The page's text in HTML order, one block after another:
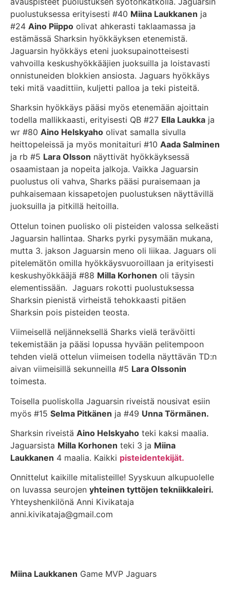
puolustuksessa erityisesti #40 Miina Laukkanen ja
#24 Aino Piippo olivat ahkerasti taklaamassa ja
estämässä Sharksin hyökkäyksen etenemistä.
Jaguarsin hyökkäys eteni juoksupainotteisesti
vahvoilla keskushyökkääjien juoksuilla ja loistavasti
onnistuneiden blokkien ansiosta. Jaguars hyökkäys
teki mitä vaadittiin, kuljetti palloa ja teki pisteitä.
Sharksin hyökkäys pääsi myös etenemään ajoittain
todella mallikkaasti, erityisesti QB #27 Ella Laukka ja
wr #80 Aino Helskyaho olivat samalla sivulla
heittopeleissä ja myös monitaituri #10 Aada Salminen
ja rb #5 Lara Olsson näyttivät hyökkäyksessä
osaamistaan ja nopeita jalkoja. Vaikka Jaguarsin
puolustus oli vahva, Sharks pääsi puraisemaan ja
puhkaisemaan kissapetojen puolustuksen näyttävillä
juoksuilla ja pitkillä heitoilla.
Ottelun toinen puolisko oli pisteiden valossa selkeästi
Jaguarsin hallintaa. Sharks pyrki pysymään mukana,
mutta 3. jakson Jaguarsin meno oli liikaa. Jaguars oli
pitelemätön omilla hyökkäysvuoroillaan ja erityisesti
keskushyökkääjä #88 Milla Korhonen oli täysin
elementissään. Jaguars rokotti puolustuksessa
Sharksin pienistä virheistä tehokkaasti pitäen
Sharksin pois pisteiden teosta.
Viimeisellä neljänneksellä Sharks vielä terävöitti
tekemistään ja pääsi lopussa hyvään pelitempoon
tehden vielä ottelun viimeisen todella näyttävän TD:n
aivan viimeisillä sekunneilla #5 Lara Olssonin
toimesta.
Toisella puoliskolla Jaguarsin riveistä nousivat esiin
myös #15 Selma Pitkänen ja #49 Unna Törmänen.
Sharksin riveistä Aino Helskyaho teki kaksi maalia.
Jaguarsista Milla Korhonen teki 3 ja Miina
Laukkanen 4 maalia. Kaikki pisteidentekijät.
Onnittelut kaikille mitalisteille! Syyskuun alkupuolelle
on luvassa seurojen yhteinen tyttöjen tekniikkaleiri.
Yhteyshenkilönä Anni Kivikataja
anni.kivikataja@gmail.com
Miina Laukkanen Game MVP Jaguars